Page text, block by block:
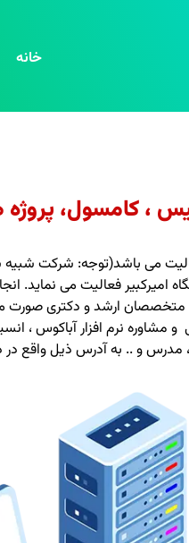
خانه
، کامسول،
می باشد(توجه: شرکت
فعالیت می نماید.
متخصصان ارشد و دکتری صورت
و .. به آدرس ذیل واقع در